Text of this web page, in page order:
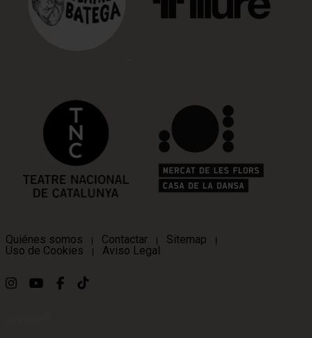
Quiénes somos | Contactar | Sitemap |
Uso de Cookies | Aviso Legal
Link a instagram
Link a youtube
Link a facebook
Link a ticktok